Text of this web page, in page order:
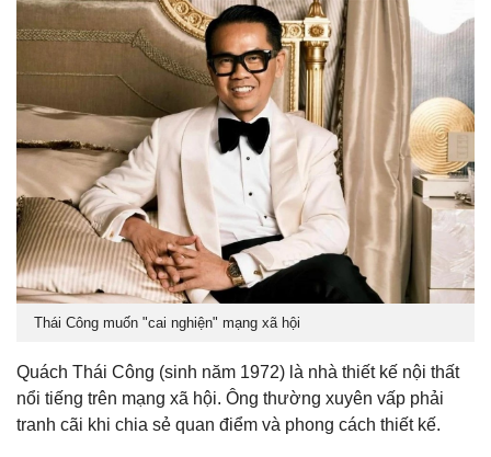
Thái Công muốn "cai nghiện" mạng xã hội
Quách Thái Công (sinh năm 1972) là nhà thiết kế nội thất
nổi tiếng trên mạng xã hội. Ông thường xuyên vấp phải
tranh cãi khi chia sẻ quan điểm và phong cách thiết kế.